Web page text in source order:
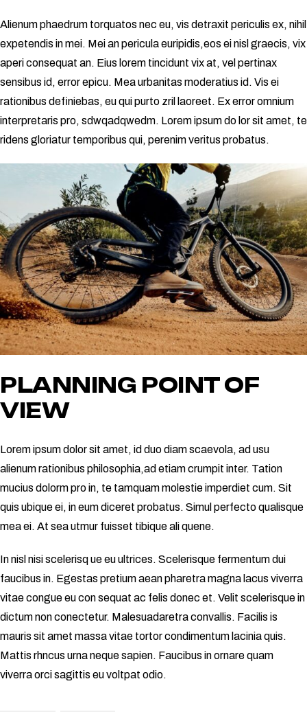
Alienum phaedrum torquatos nec eu, vis detraxit periculis ex, nihil
expetendis in mei. Mei an pericula euripidis,eos ei nisl graecis, vix
aperi consequat an. Eius lorem tincidunt vix at, vel pertinax
sensibus id, error epicu. Mea urbanitas moderatius id. Vis ei
rationibus definiebas, eu qui purto zril laoreet. Ex error omnium
interpretaris pro, sdwqadqwedm. Lorem ipsum do lor sit amet, te
ridens gloriatur temporibus qui, perenim veritus probatus.
PLANNING POINT OF
VIEW
Lorem ipsum dolor sit amet, id duo diam scaevola, ad usu
alienum rationibus philosophia,ad etiam crumpit inter. Tation
mucius dolorm pro in, te tamquam molestie imperdiet cum. Sit
quis ubique ei, in eum diceret probatus. Simul perfecto qualisque
mea ei. At sea utmur fuisset tibique ali quene.
In nisl nisi scelerisq ue eu ultrices. Scelerisque fermentum dui
faucibus in. Egestas pretium aean pharetra magna lacus viverra
vitae congue eu con sequat ac felis donec et. Velit scelerisque in
dictum non conectetur. Malesuadaretra convallis. Facilis is
mauris sit amet massa vitae tortor condimentum lacinia quis.
Mattis rhncus urna neque sapien. Faucibus in ornare quam
viverra orci sagittis eu voltpat odio.